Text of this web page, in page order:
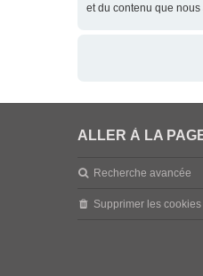
et du contenu que
ALLER À LA
Recherche avancée
Supprimer les cookies